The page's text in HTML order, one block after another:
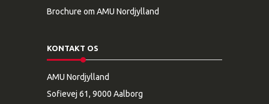
Brochure om AMU Nordjylland
KONTAKT OS
AMU Nordjylland
Sofievej 61, 9000 Aalborg